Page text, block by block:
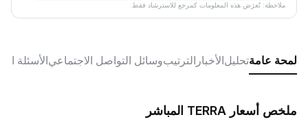
ملاحظة: تُعرَض هذه المعلومات كمرجع للاسترشاد فقط.
لمحة عامةتحليلالأخبار الترتيبوسائل التواصل الاجتماعيالأسئلة
ملخص أسعار TERRA المباشر